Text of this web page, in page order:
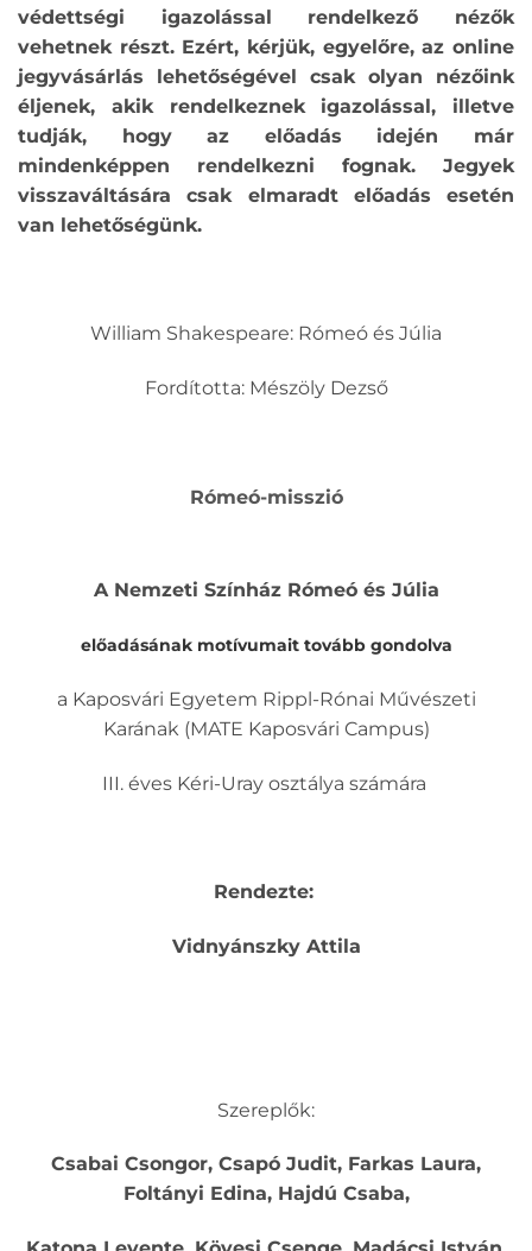
védettségi igazolással rendelkező nézők
vehetnek részt. Ezért, kérjük, egyelőre, az online
jegyvásárlás lehetőségével csak olyan nézőink
éljenek, akik rendelkeznek igazolással, illetve
tudják, hogy az előadás idején már
mindenképpen rendelkezni fognak. Jegyek
visszaváltására csak elmaradt előadás esetén
van lehetőségünk.
William Shakespeare: Rómeó és Júlia
Fordította: Mészöly Dezső
Rómeó-misszió
A Nemzeti Színház Rómeó és Júlia
előadásának motívumait tovább gondolva
a Kaposvári Egyetem Rippl-Rónai Művészeti
Karának (MATE Kaposvári Campus)
III. éves Kéri-Uray osztálya számára
Rendezte:
Vidnyánszky Attila
Szereplők:
Csabai Csongor, Csapó Judit, Farkas Laura,
Foltányi Edina, Hajdú Csaba,